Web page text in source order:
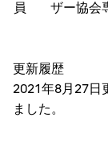
員
ザー協会
更新履歴
2021年8月27日
ました。